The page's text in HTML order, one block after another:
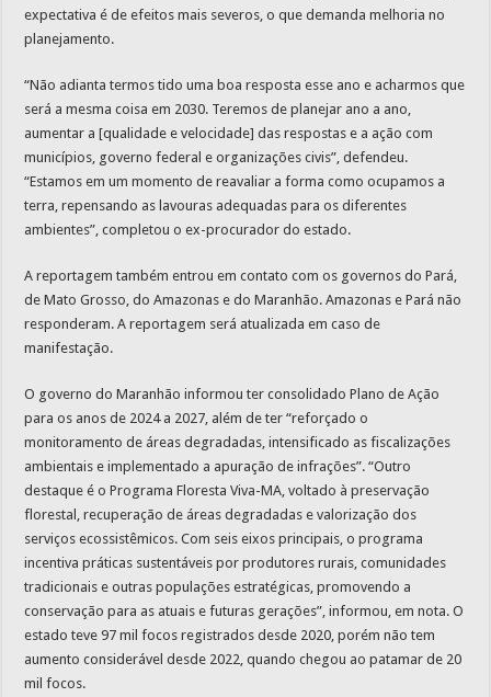
expectativa é de efeitos mais severos, o que demanda melhoria no
planejamento.
“Não adianta termos tido uma boa resposta esse ano e acharmos que
será a mesma coisa em 2030. Teremos de planejar ano a ano,
aumentar a [qualidade e velocidade] das respostas e a ação com
municípios, governo federal e organizações civis”, defendeu.
“Estamos em um momento de reavaliar a forma como ocupamos a
terra, repensando as lavouras adequadas para os diferentes
ambientes”, completou o ex-procurador do estado.
A reportagem também entrou em contato com os governos do Pará,
de Mato Grosso, do Amazonas e do Maranhão. Amazonas e Pará não
responderam. A reportagem será atualizada em caso de
manifestação.
O governo do Maranhão informou ter consolidado Plano de Ação
para os anos de 2024 a 2027, além de ter “reforçado o
monitoramento de áreas degradadas, intensificado as fiscalizações
ambientais e implementado a apuração de infrações”. “Outro
destaque é o Programa Floresta Viva-MA, voltado à preservação
florestal, recuperação de áreas degradadas e valorização dos
serviços ecossistêmicos. Com seis eixos principais, o programa
incentiva práticas sustentáveis por produtores rurais, comunidades
tradicionais e outras populações estratégicas, promovendo a
conservação para as atuais e futuras gerações”, informou, em nota. O
estado teve 97 mil focos registrados desde 2020, porém não tem
aumento considerável desde 2022, quando chegou ao patamar de 20
mil focos.